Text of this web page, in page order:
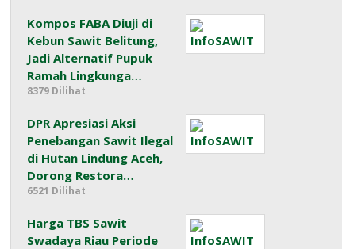
Kompos FABA Diuji di
Kebun Sawit Belitung,
Jadi Alternatif Pupuk
Ramah Lingkunga…
8379 Dilihat
DPR Apresiasi Aksi
Penebangan Sawit Ilegal
di Hutan Lindung Aceh,
Dorong Restora…
6521 Dilihat
Harga TBS Sawit
Swadaya Riau Periode